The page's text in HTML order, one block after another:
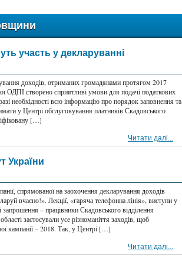
участь у декларуванні
доходів, отриманих громадянами протягом 2017
ОДПІ створено сприятливі умови для подачі податкових
необхідності всю інформацію про порядок заповнення та
у Центрі обслуговування платників Скадовського
[…]
Читати далі...
України
спрямованої на заохочення декларування доходів
вчасно!». Лекції, «гаряча телефонна лінія», виступи у
запрошення – працівники Скадовського відділення
застосували усе різноманіття заходів, щоб
кампанії – 2018. Так, у Центрі […]
Читати далі...